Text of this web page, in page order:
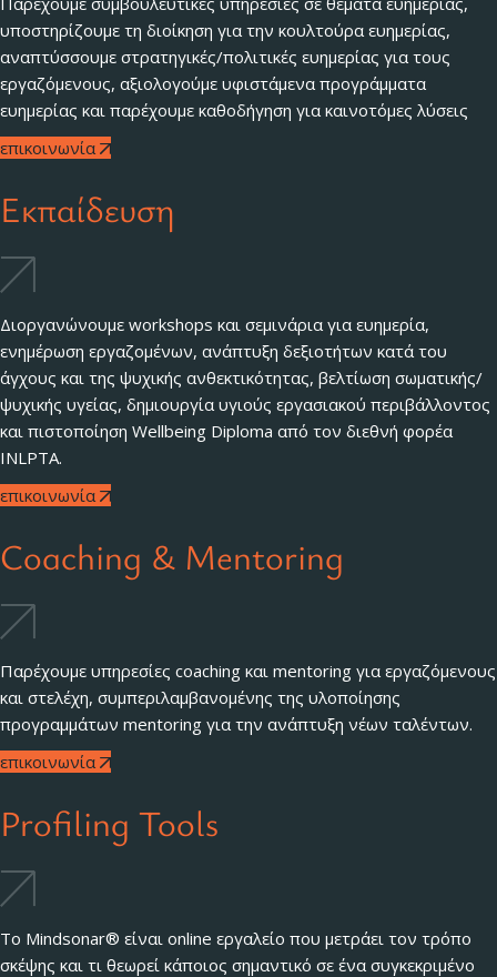
υποστηρίζουμε τη διοίκηση για την κουλτούρα ευημερίας,
αναπτύσσουμε στρατηγικές/πολιτικές ευημερίας για τους
εργαζόμενους, αξιολογούμε υφιστάμενα προγράμματα
ευημερίας και παρέχουμε καθοδήγηση για καινοτόμες λύσεις
επικοινωνία
Εκπαίδευση
Διοργανώνουμε workshops και σεμινάρια για ευημερία,
ενημέρωση εργαζομένων, ανάπτυξη δεξιοτήτων κατά του
άγχους και της ψυχικής ανθεκτικότητας, βελτίωση σωματικής/
ψυχικής υγείας, δημιουργία υγιούς εργασιακού περιβάλλοντος
και πιστοποίηση Wellbeing Diploma από τον διεθνή φορέα
INLPTA.
επικοινωνία
Coaching & Mentoring
Παρέχουμε υπηρεσίες coaching και mentoring για εργαζόμενους
και στελέχη, συμπεριλαμβανομένης της υλοποίησης
προγραμμάτων mentoring για την ανάπτυξη νέων ταλέντων.
επικοινωνία
Profiling Tools
Το Mindsonar® είναι online εργαλείο που μετράει τον τρόπο
σκέψης και τι θεωρεί κάποιος σημαντικό σε ένα συγκεκριμένο